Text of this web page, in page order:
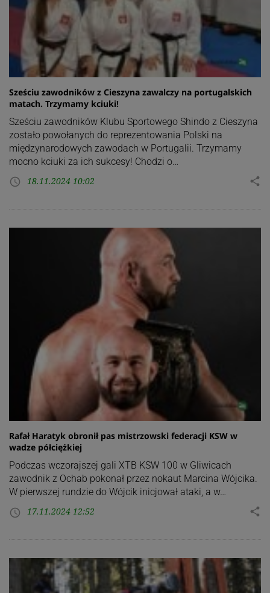
Sześciu zawodników z Cieszyna zawalczy na portugalskich
matach. Trzymamy kciuki!
Sześciu zawodników Klubu Sportowego Shindo z Cieszyna
zostało powołanych do reprezentowania Polski na
międzynarodowych zawodach w Portugalii. Trzymamy
mocno kciuki za ich sukcesy! Chodzi o…
access_time 18.11.2024 10:02 share
Rafał Haratyk obronił pas mistrzowski federacji KSW w
wadze półciężkiej
Podczas wczorajszej gali XTB KSW 100 w Gliwicach
zawodnik z Ochab pokonał przez nokaut Marcina Wójcika.
W pierwszej rundzie do Wójcik inicjował ataki, a w…
access_time 17.11.2024 12:52 share